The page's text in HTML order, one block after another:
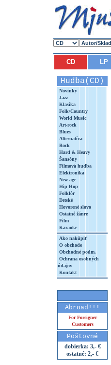
CD LP
Hudba(CD)
Novinky
Jazz
Klasika
Folk/Country
World Music
Art-rock
Blues
Alternatíva
Rock
Hard & Heavy
Šansóny
Filmová hudba
Elektronika
New age
Hip Hop
Folklór
Detské
Hovorené slovo
Ostatné žánre
Film
Karaoke
Ako nakúpiť
O obchode
Obchodné podm.
Ochrana osobných
údajov
Kontakt
Abroad!!!
For Foreigner
Customers
Poštovné
dobierka: 3,- €
ostatné: 2,- €